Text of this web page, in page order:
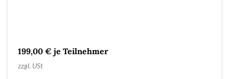
199,00 € je Teilnehmer
zzgl. USt